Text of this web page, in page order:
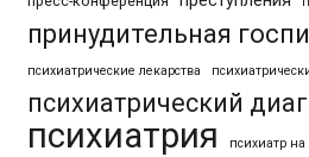
принудительная
психиатрические лекарства
психиатрический
психиатрия психиатр на